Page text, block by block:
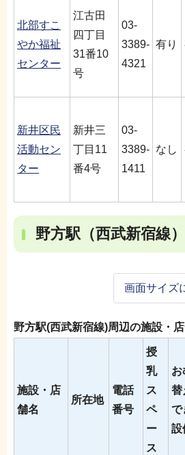
北部すこ
やか福祉
センター
江古田
四丁目
31番10
号
03-
3389-
4321
有り
新井区民
活動セン
ター
新井三
丁目11
番4号
03-
3389-
1411
なし
野方駅（西武新宿線）
画面サイズ
野方駅(西武新宿線)周辺の施設・
施設・店
舗名
所在地
電話
番号
授
乳
ス
ペ
ー
ス
お
替
で
設